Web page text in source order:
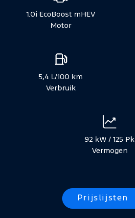
1.0i EcoBoost mHEV
Motor
5,4 L/100 km
Verbruik
92 kW / 125 Pk
Vermogen
Prijslijsten